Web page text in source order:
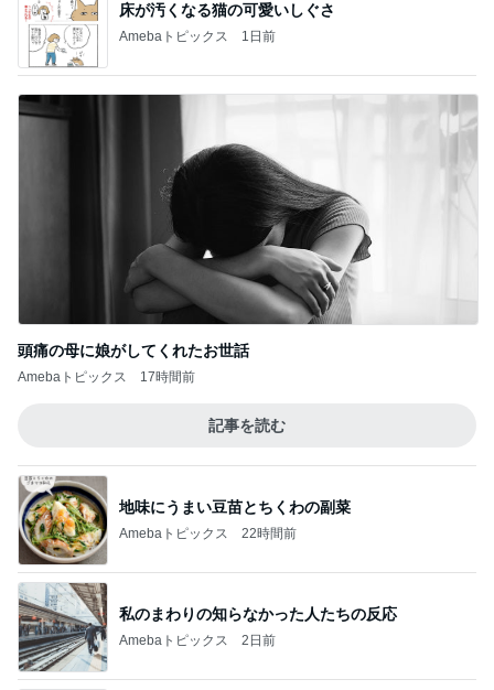
頭痛の母に娘がしてくれたお世話
17時間前
記事を読む
地味にうまい豆苗とちくわの副菜
Amebaトピックス 22時間前
Amebaトピックス 2日前
希少で特別なお線香でのご供養
Amebaトピックス 1日前
親と泊まるため奮発したスイートルーム
Amebaトピックス 12時間前